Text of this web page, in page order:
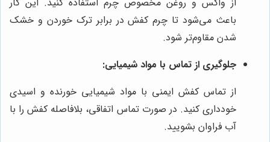
باعث می‌شود تا چرم کفش در برابر ترک خوردن و خشک
شدن مقاوم‌تر شود.
جلوگیری از تماس با مواد شیمیایی:
از تماس کفش ایمنی با مواد شیمیایی خورنده و اسیدی
خودداری کنید. در صورت تماس اتفاقی، بلافاصله کفش را با
آب فراوان بشویید.